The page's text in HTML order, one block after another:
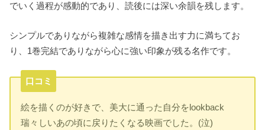
でいく過程が感動的であり、読後には深い余韻を残します。
シンプルでありながら複雑な感情を描き出す力に満ちてお
り、1巻完結でありながら心に強い印象が残る名作です。
口コミ
絵を描くのが好きで、美大に通った自分をlookback
瑞々しいあの頃に戻りたくなる映画でした。(泣)